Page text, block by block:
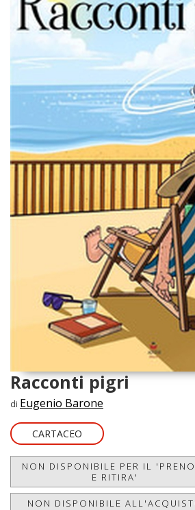
Racconti pigri
di Eugenio Barone
CARTACEO
NON DISPONIBILE PER IL
E RITIRA'
NON DISPONIBILE